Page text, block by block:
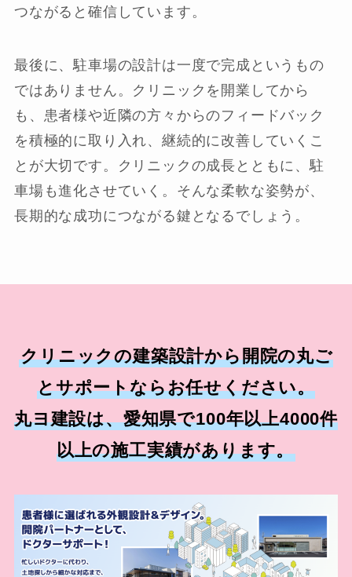
つながると確信しています。
最後に、駐車場の設計は一度で完成というもの
ではありません。クリニックを開業してから
も、患者様や近隣の方々からのフィードバック
を積極的に取り入れ、継続的に改善していくこ
とが大切です。クリニックの成長とともに、駐
車場も進化させていく。そんな柔軟な姿勢が、
長期的な成功につながる鍵となるでしょう。
クリニックの建築設計から開院の丸ご
とサポートならお任せください。
丸ヨ建設は、愛知県で100年以上4000件
以上の施工実績があります。